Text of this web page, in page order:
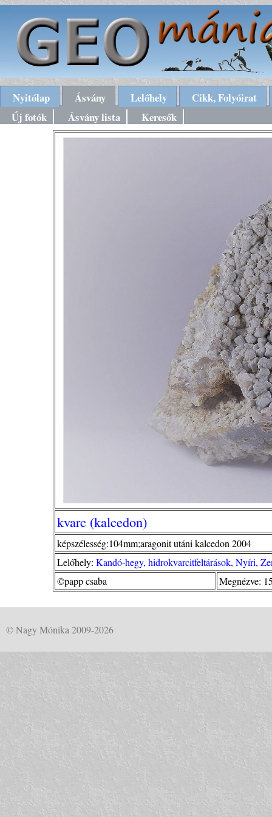
Nyitólap Ásvány Lelőhely
Cikk, Folyóirat
Új fotók
Ásvány lista Keresők
kvarc (kalcedon)
képszélesség:104mm;aragonit utáni kalcedon 2004
Lelőhely: Kandó-hegy, hidrokvarcitfeltárások, Nyíri,
©papp csaba
Megnézve:
© Nagy Mónika 2009-2026